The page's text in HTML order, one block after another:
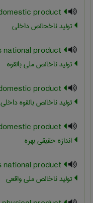
تولید ناخحالص داخلی
تولید ناخالص ملی بالقوه
تولید ناخالص بالقوه داخلی
اندازه حقیقی بهره
تولید ناخالص ملی واقعی